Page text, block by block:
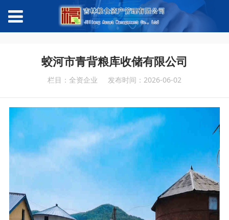
蛟河市青背粮库收储有限公司
栏目：全资企业 发布时间：2026-06-02